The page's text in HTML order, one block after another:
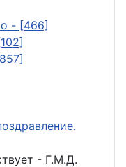
- [466]
- Г.М.Д.